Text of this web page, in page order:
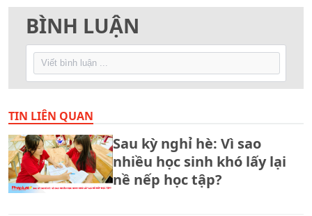
BÌNH LUẬN
TIN LIÊN QUAN
Sau kỳ nghỉ hè: Vì sao
nhiều học sinh khó lấy lại
nề nếp học tập?